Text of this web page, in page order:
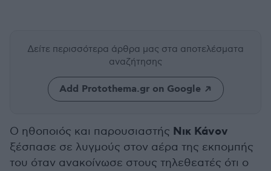
Δείτε περισσότερα άρθρα μας στα αποτελέσματα
αναζήτησης
Add Protothema.gr on Google
Ο ηθοποιός και παρουσιαστής Νικ Κάνον
ξέσπασε σε λυγμούς στον αέρα της εκπομπής
του όταν ανακοίνωσε στους τηλεθεατές ότι ο